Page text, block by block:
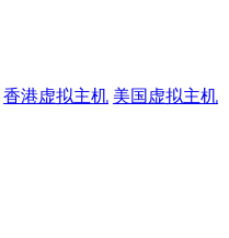
香港虚拟主机 美国虚拟主机